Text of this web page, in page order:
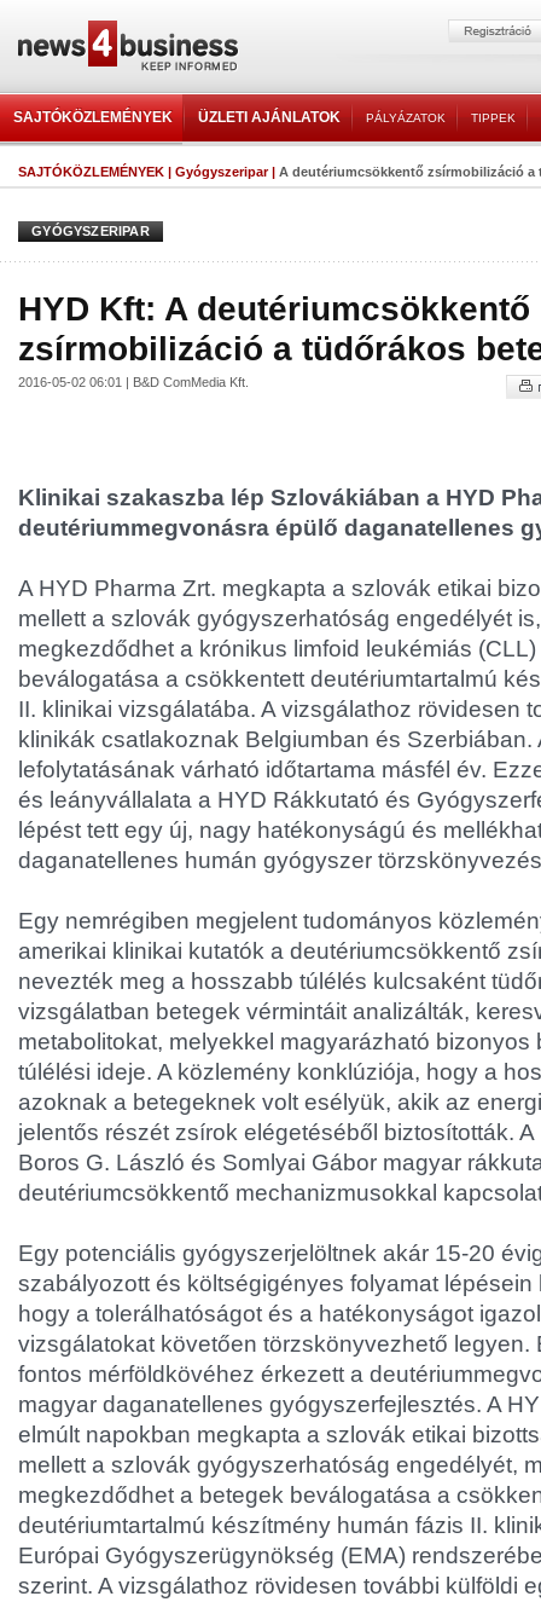
SAJTÓKÖZLEMÉNYEK ÜZLETI AJÁNLATOK PÁLYÁZATOK TIPPEK
SAJTÓKÖZLEMÉNYEK | Gyógyszeripar| A deutériumcsökkentő zsírmobilizáció a
GYÓGYSZERIPAR
HYD Kft: A deutériumcsökkentő
zsírmobilizáció a tüdőrákos
2016-05-02 06:01 | B&D ComMedia Kft.
Klinikai szakaszba lép Szlovákiában a HYD
deutériummegvonásra épülő daganatellenes
A HYD Pharma Zrt. megkapta a szlovák etikai
mellett a szlovák gyógyszerhatóság engedélyét
megkezdődhet a krónikus limfoid leukémiás
beválogatása a csökkentett deutériumtartalmú
II. klinikai vizsgálatába. A vizsgálathoz rövidesen
klinikák csatlakoznak Belgiumban és Szerbiában.
lefolytatásának várható időtartama másfél év.
és leányvállalata a HYD Rákkutató és
lépést tett egy új, nagy hatékonyságú és
daganatellenes humán gyógyszer
Egy nemrégiben megjelent tudományos
amerikai klinikai kutatók a deutériumcsökkentő
nevezték meg a hosszabb túlélés kulcsaként
vizsgálatban betegek vérmintáit analizálták,
metabolitokat, melyekkel magyarázható bizonyos
túlélési ideje. A közlemény konklúziója, hogy a
azoknak a betegeknek volt esélyük, akik az
jelentős részét zsírok elégetéséből biztosították.
Boros G. László és Somlyai Gábor magyar
deutériumcsökkentő mechanizmusokkal
Egy potenciális gyógyszerjelöltnek akár 15-20
szabályozott és költségigényes folyamat lépésein
hogy a tolerálhatóságot és a hatékonyságot
vizsgálatokat követően törzskönyvezhető legyen.
fontos mérföldkövéhez érkezett a
magyar daganatellenes gyógyszerfejlesztés. A
elmúlt napokban megkapta a szlovák etikai
mellett a szlovák gyógyszerhatóság engedélyét,
megkezdődhet a betegek beválogatása a
deutériumtartalmú készítmény humán fázis II.
Európai Gyógyszerügynökség (EMA)
szerint. A vizsgálathoz rövidesen további külföldi